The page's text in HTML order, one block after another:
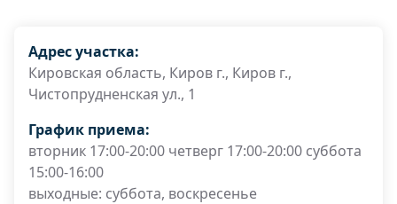
Адрес участка:
Кировская область, Киров г., Киров г.,
Чистопрудненская ул., 1
График приема:
вторник 17:00-20:00 четверг 17:00-20:00 суббота
15:00-16:00
выходные: суббота, воскресенье